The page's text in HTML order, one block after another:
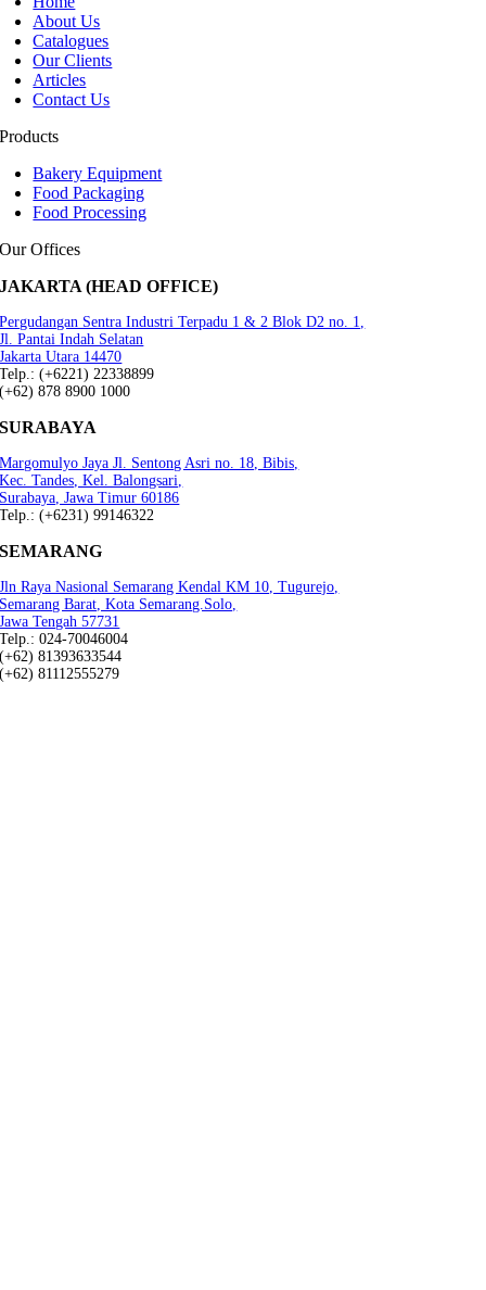
About Us
Catalogues
Our Clients
Articles
Contact Us
Products
Bakery Equipment
Food Packaging
Food Processing
Our Offices
JAKARTA (HEAD OFFICE)
Pergudangan Sentra Industri Terpadu 1 & 2 Blok D2 no. 1,
Jl. Pantai Indah Selatan
Jakarta Utara 14470
Telp.: (+6221) 22338899
(+62) 878 8900 1000
SURABAYA
Margomulyo Jaya Jl. Sentong Asri no. 18, Bibis,
Kec. Tandes, Kel. Balongsari,
Surabaya, Jawa Timur 60186
Telp.: (+6231) 99146322
SEMARANG
Jln Raya Nasional Semarang Kendal KM 10, Tugurejo,
Semarang Barat, Kota Semarang.Solo,
Jawa Tengah 57731
Telp.: 024-70046004
(+62) 81393633544
(+62) 81112555279